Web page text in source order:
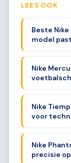
LEES OOK
Beste
model
Nike
Nike
voor
Nike
precisie